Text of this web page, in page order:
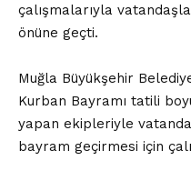
çalışmalarıyla
önüne geçti.
Muğla Büyükşehir
Kurban Bayramı tatili
yapan ekipleriyle
bayram geçirmesi için